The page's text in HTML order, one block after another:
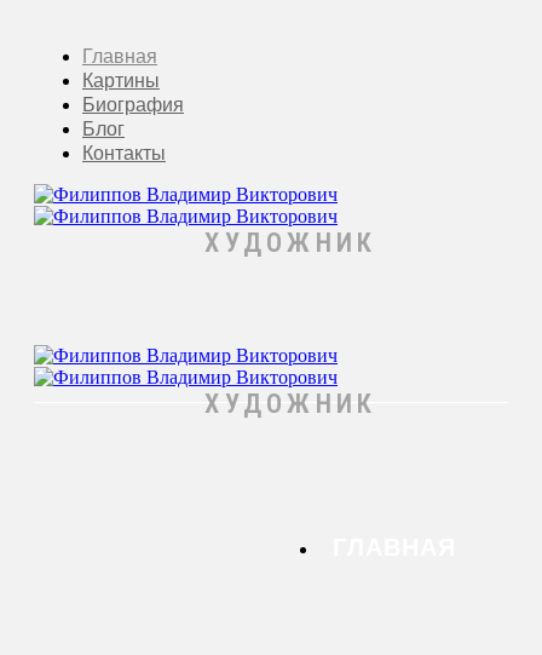
Главная
Картины
Биография
Блог
Контакты
ХУДОЖНИК
ХУДОЖНИК